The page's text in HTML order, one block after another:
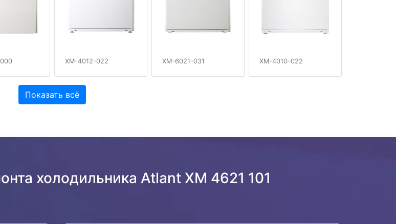
XM-4012-022 XM-6021-031 XM-4010-022
Показать всё
холодильника Atlant XM 4621 101